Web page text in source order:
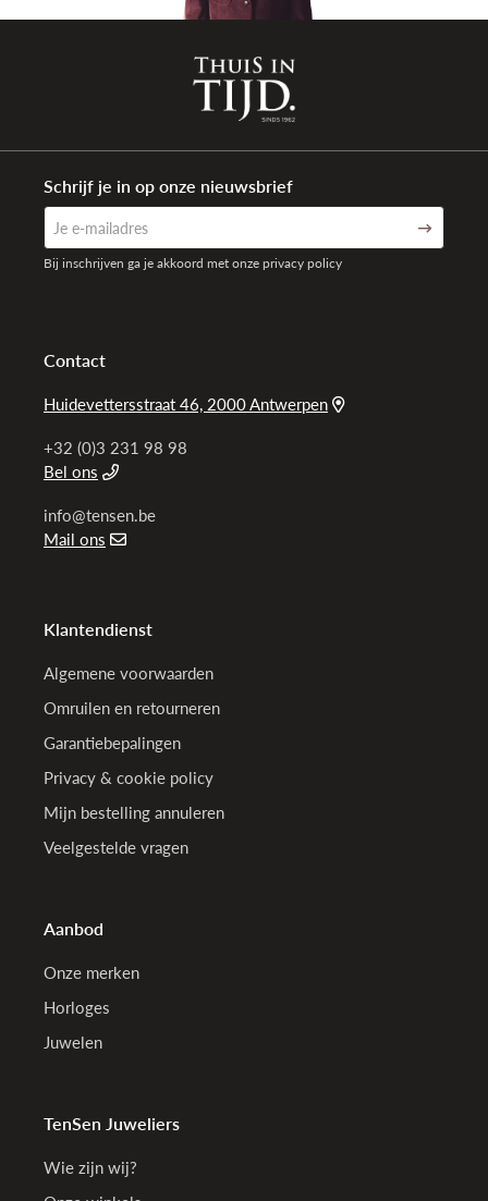
Contact
Huidevettersstraat 46, 2000 Antwerpen
+32 (0)3 231 98 98
Bel ons
info@tensen.be
Mail ons
Klantendienst
Algemene voorwaarden
Omruilen en retourneren
Garantiebepalingen
Privacy & cookie policy
Mijn bestelling annuleren
Veelgestelde vragen
Aanbod
Onze merken
Horloges
Juwelen
TenSen Juweliers
Wie zijn wij?
Schrijf je in op onze nieuwsbrief
Bij inschrijven ga je akkoord met onze privacy policy